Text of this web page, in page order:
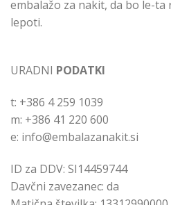
embalažo za nakit, da bo le-ta
lepoti.
URADNI PODATKI
t: +386 4 259 1039
m: +386 41 220 600
e: info@embalazanakit.si
ID za DDV: SI14459744
Davčni zavezanec: da